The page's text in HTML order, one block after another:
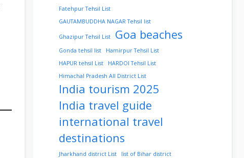
Fatehpur Tehsil List
GAUTAMBUDDHA NAGAR Tehsil list
Ghazipur Tehsil List Goa beaches
Gonda tehsil list
Hamirpur Tehsil List
HAPUR tehsil List
HARDOI Tehsil List
Himachal Pradesh All District List
India tourism 2025
India travel guide
international travel
destinations
Jharkhand district List
list of Bihar district